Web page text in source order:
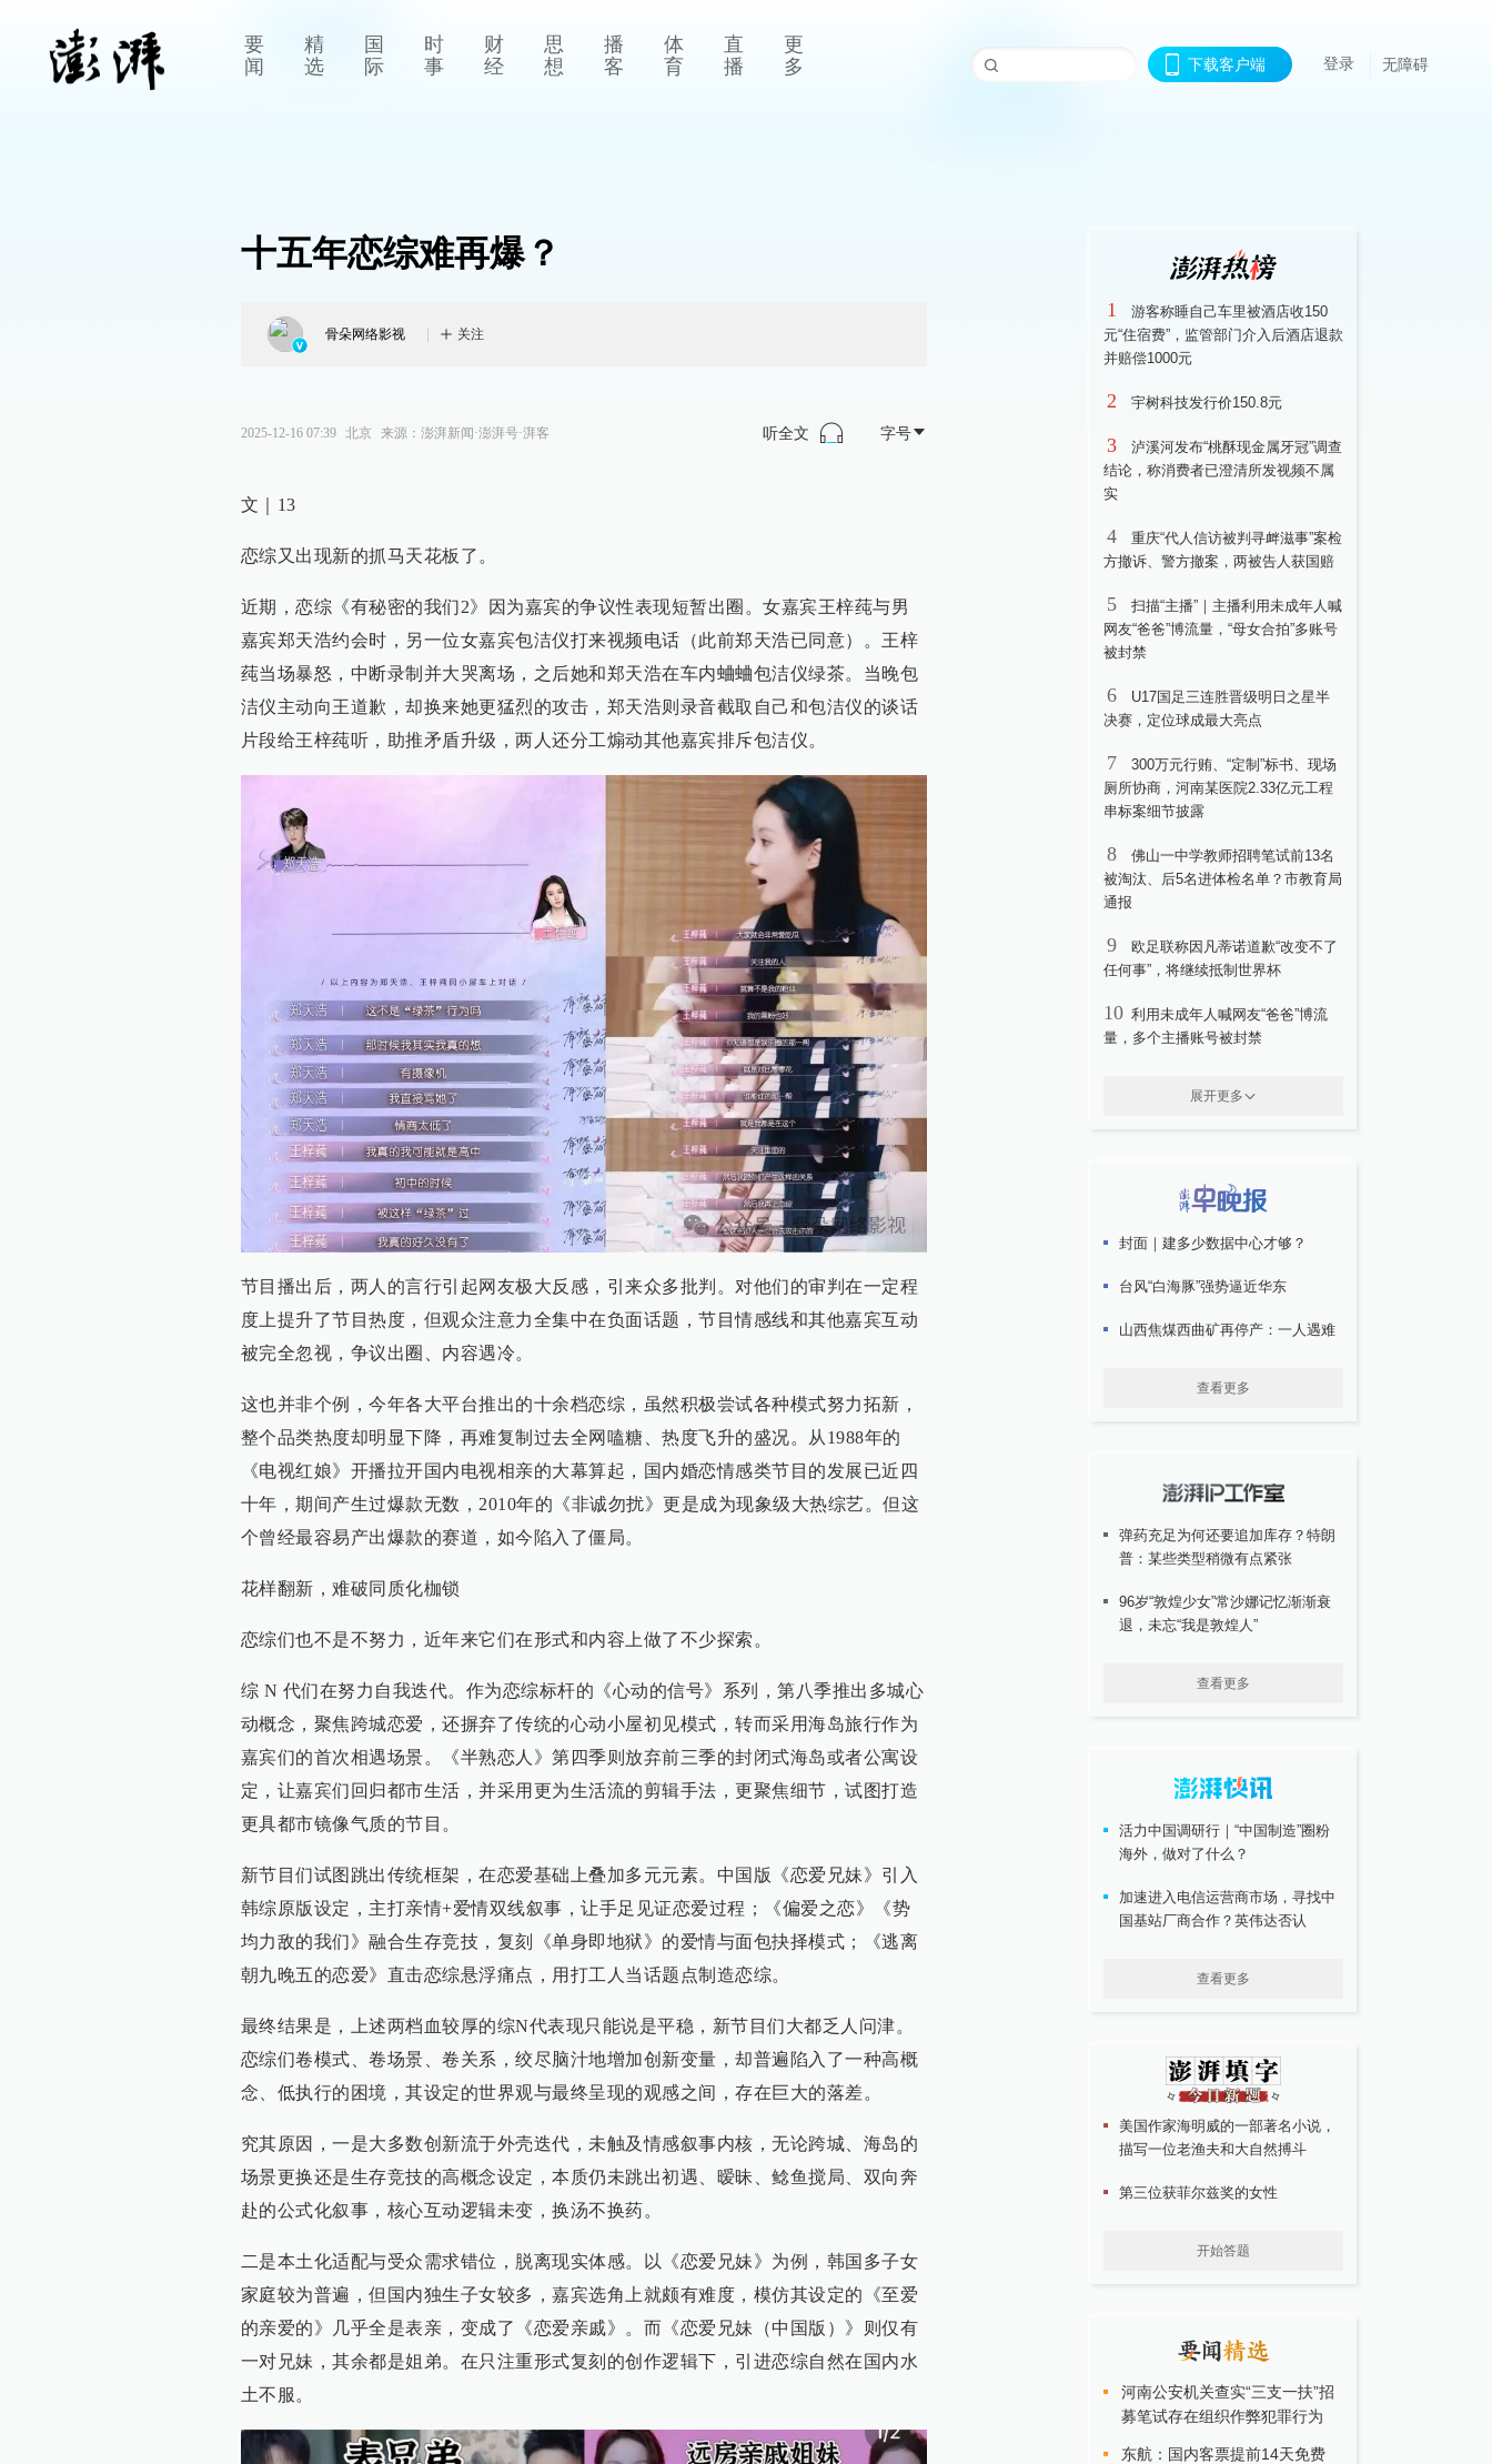
要
闻
精
选
国
际
时
事
财
经
思
想
播
客
体
育
直
播
更
多
下载客户端 登录 无障碍
十五年恋综难再爆？
骨朵网络影视 关注
2025-12-16 07:39 北京 来源： 澎湃新闻·澎湃号·湃客 听全文 字号
文｜13
恋综又出现新的抓马天花板了。
近期，恋综《有秘密的我们2》因为嘉宾的争议性表现短暂出圈。女嘉宾王梓莼与男
嘉宾郑天浩约会时，另一位女嘉宾包洁仪打来视频电话（此前郑天浩已同意）。王梓
莼当场暴怒，中断录制并大哭离场，之后她和郑天浩在车内蛐蛐包洁仪绿茶。当晚包
洁仪主动向王道歉，却换来她更猛烈的攻击，郑天浩则录音截取自己和包洁仪的谈话
片段给王梓莼听，助推矛盾升级，两人还分工煽动其他嘉宾排斥包洁仪。
节目播出后，两人的言行引起网友极大反感，引来众多批判。对他们的审判在一定程
度上提升了节目热度，但观众注意力全集中在负面话题，节目情感线和其他嘉宾互动
被完全忽视，争议出圈、内容遇冷。
这也并非个例，今年各大平台推出的十余档恋综，虽然积极尝试各种模式努力拓新，
整个品类热度却明显下降，再难复制过去全网嗑糖、热度飞升的盛况。从1988年的
《电视红娘》开播拉开国内电视相亲的大幕算起，国内婚恋情感类节目的发展已近四
十年，期间产生过爆款无数，2010年的《非诚勿扰》更是成为现象级大热综艺。但这
个曾经最容易产出爆款的赛道，如今陷入了僵局。
花样翻新，难破同质化枷锁
恋综们也不是不努力，近年来它们在形式和内容上做了不少探索。
综 N 代们在努力自我迭代。作为恋综标杆的《心动的信号》系列，第八季推出多城心
动概念，聚焦跨城恋爱，还摒弃了传统的心动小屋初见模式，转而采用海岛旅行作为
嘉宾们的首次相遇场景。《半熟恋人》第四季则放弃前三季的封闭式海岛或者公寓设
定，让嘉宾们回归都市生活，并采用更为生活流的剪辑手法，更聚焦细节，试图打造
更具都市镜像气质的节目。
新节目们试图跳出传统框架，在恋爱基础上叠加多元元素。中国版《恋爱兄妹》引入
韩综原版设定，主打亲情+爱情双线叙事，让手足见证恋爱过程；《偏爱之恋》《势
均力敌的我们》融合生存竞技，复刻《单身即地狱》的爱情与面包抉择模式；《逃离
朝九晚五的恋爱》直击恋综悬浮痛点，用打工人当话题点制造恋综。
最终结果是，上述两档血较厚的综N代表现只能说是平稳，新节目们大都乏人问津。
恋综们卷模式、卷场景、卷关系，绞尽脑汁地增加创新变量，却普遍陷入了一种高概
念、低执行的困境，其设定的世界观与最终呈现的观感之间，存在巨大的落差。
究其原因，一是大多数创新流于外壳迭代，未触及情感叙事内核，无论跨城、海岛的
场景更换还是生存竞技的高概念设定，本质仍未跳出初遇、暧昧、鲶鱼搅局、双向奔
赴的公式化叙事，核心互动逻辑未变，换汤不换药。
二是本土化适配与受众需求错位，脱离现实体感。以《恋爱兄妹》为例，韩国多子女
家庭较为普遍，但国内独生子女较多，嘉宾选角上就颇有难度，模仿其设定的《至爱
的亲爱的》几乎全是表亲，变成了《恋爱亲戚》。而《恋爱兄妹（中国版）》则仅有
一对兄妹，其余都是姐弟。在只注重形式复刻的创作逻辑下，引进恋综自然在国内水
土不服。
1
游客称睡自己车里被酒店收150
元“住宿费”，监管部门介入后酒店退款
并赔偿1000元
2 宇树科技发行价150.8元
3
泸溪河发布“桃酥现金属牙冠”调查
结论，称消费者已澄清所发视频不属
实
4
重庆“代人信访被判寻衅滋事”案检
方撤诉、警方撤案，两被告人获国赔
5
扫描“主播”｜主播利用未成年人喊
网友“爸爸”博流量，“母女合拍”多账号
被封禁
6
U17国足三连胜晋级明日之星半
决赛，定位球成最大亮点
7
300万元行贿、“定制”标书、现场
厕所协商，河南某医院2.33亿元工程
串标案细节披露
8
佛山一中学教师招聘笔试前13名
被淘汰、后5名进体检名单？市教育局
通报
9
欧足联称因凡蒂诺道歉“改变不了
任何事”，将继续抵制世界杯
10 利用未成年人喊网友“爸爸”博流
量，多个主播账号被封禁
展开更多
封面｜建多少数据中心才够？
台风“白海豚”强势逼近华东
山西焦煤西曲矿再停产：一人遇难
查看更多
弹药充足为何还要追加库存？特朗
普：某些类型稍微有点紧张
96岁“敦煌少女”常沙娜记忆渐渐衰
退，未忘“我是敦煌人”
查看更多
活力中国调研行｜“中国制造”圈粉
海外，做对了什么？
加速进入电信运营商市场，寻找中
国基站厂商合作？英伟达否认
查看更多
美国作家海明威的一部著名小说，
描写一位老渔夫和大自然搏斗
第三位获菲尔兹奖的女性
开始答题
河南公安机关查实“三支一扶”招
募笔试存在组织作弊犯罪行为
东航：国内客票提前14天免费